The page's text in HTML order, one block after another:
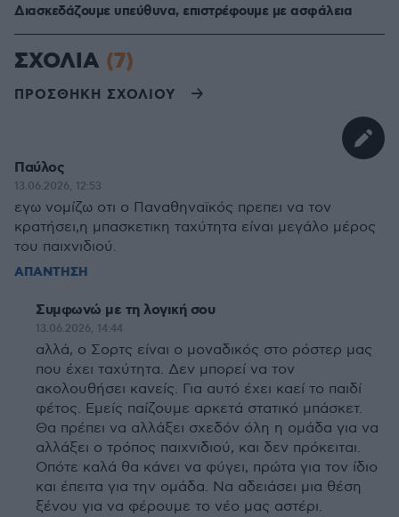
Διασκεδάζουμε υπεύθυνα, επιστρέφουμε με ασφάλεια
ΣΧΟΛΙΑ (7)
ΠΡΟΣΘΗΚΗ ΣΧΟΛΙΟΥ
Παύλος
13.06.2026, 12:53
εγω νομίζω οτι ο Παναθηναϊκός πρεπει να τον
κρατήσει,η μπασκετικη ταχύτητα είναι μεγάλο μέρος
του παιχνιδιού.
ΑΠΑΝΤΗΣΗ
Συμφωνώ με τη λογική σου
13.06.2026, 14:44
αλλά, ο Σορτς είναι ο μοναδικός στο ρόστερ μας
που έχει ταχύτητα. Δεν μπορεί να τον
ακολουθήσει κανείς. Για αυτό έχει καεί το παιδί
φέτος. Εμείς παίζουμε αρκετά στατικό μπάσκετ.
Θα πρέπει να αλλάξει σχεδόν όλη η ομάδα για να
αλλάξει ο τρόπος παιχνιδιού, και δεν πρόκειται.
Οπότε καλά θα κάνει να φύγει, πρώτα για τον ίδιο
και έπειτα για την ομάδα. Να αδειάσει μια θέση
ξένου για να φέρουμε το νέο μας αστέρι.